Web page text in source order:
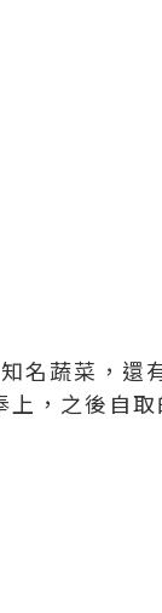
名蔬菜，還
，之後自取